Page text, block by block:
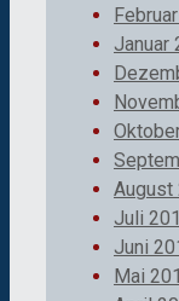
Januar
August
Juli
Juni
Mai